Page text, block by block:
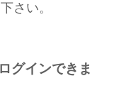
さい。
グインできま